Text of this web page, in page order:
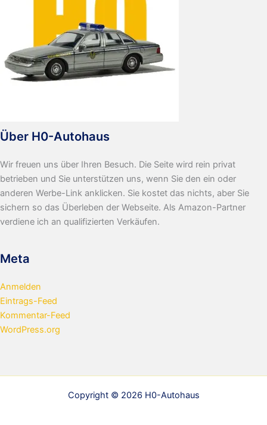
Über H0-Autohaus
Wir freuen uns über Ihren Besuch. Die Seite wird rein privat
betrieben und Sie unterstützen uns, wenn Sie den ein oder
anderen Werbe-Link anklicken. Sie kostet das nichts, aber Sie
sichern so das Überleben der Webseite. Als Amazon-Partner
verdiene ich an qualifizierten Verkäufen.
Meta
Anmelden
Eintrags-Feed
Kommentar-Feed
WordPress.org
Copyright © 2026 H0-Autohaus